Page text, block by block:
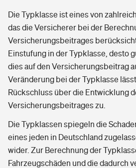
Die Typklasse ist eines von
das die Versicherer bei der
Versicherungsbeitrages
Einstufung in der Typklasse, desto
dies auf den Versicherungsbeitrag
Veränderung bei der Typklasse
Rückschluss über die Entwicklung
Versicherungsbeitrages zu.
Die Typklassen spiegeln die
eines jeden in Deutschland
wider. Zur Berechnung der
Fahrzeugschäden und die dadurch